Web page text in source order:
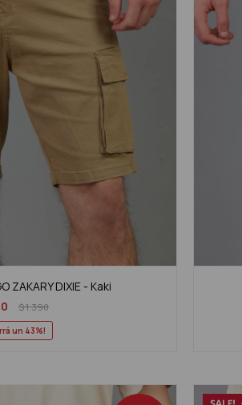
ZAKARY DIXIE - Kaki
$1.390
43